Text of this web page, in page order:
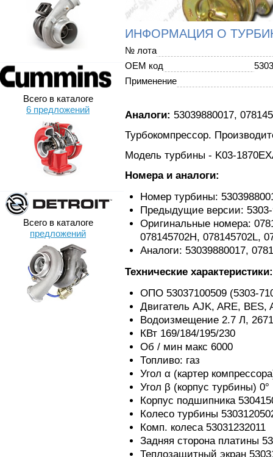
Всего в каталоге
6 предложений
Всего в каталоге
предложений
ИНФОРМАЦИЯ О
№ лота
OEM код
Применение
Аналоги: 53039880017,
Турбокомпрессор.
Модель турбины - K03-
Номера и аналоги:
Номер турбины:
Предыдущие версии: 5303-
Оригинальные номера:
078145702H, 078145702L,
Аналоги: 53039880017,
Технические характеристики:
ОПО 53037100509 (5303-
Двигатель AJK, ARE, BES,
Водоизмещение 2.7 Л,
КВт 169/184/195/230
Об / мин макс 6000
Топливо: газ
Угол α (картер
Угол β (корпус турбины) 0°
Корпус подшипника
Колесо турбины
Комп. колеса 53031232011
Задняя сторона платины
Теплозащитный экран